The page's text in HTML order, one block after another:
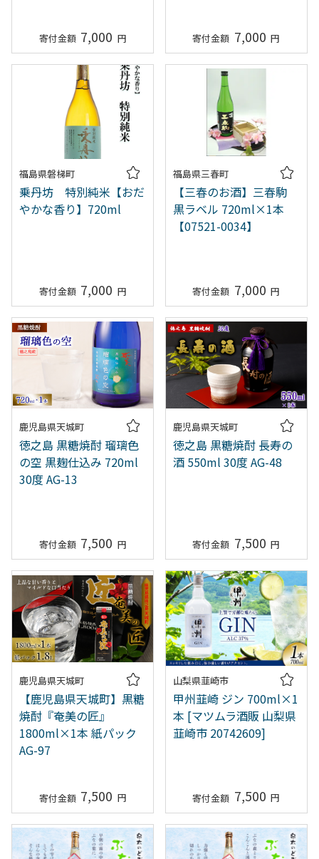
7,000 7,000
福島県磐梯町
乗丹坊 特別純米【おだ
やかな香り】720ml
7,000
福島県三春町
【三春のお酒】三春駒
黒ラベル 720ml×1本
【07521-0034】
7,000
鹿児島県天城町
徳之島 黒糖焼酎 瑠璃色
の空 黒麹仕込み 720ml
30度 AG-13
7,500
鹿児島県天城町
徳之島 黒糖焼酎 長寿の
酒 550ml 30度 AG-48
7,500
鹿児島県天城町
【鹿児島県天城町】黒糖
焼酎『奄美の匠』
1800ml×1本 紙パック
AG-97
7,500
山梨県韮崎市
甲州韮崎 ジン 700ml×1
本 [マツムラ酒販 山梨県
韮崎市 20742609]
7,500